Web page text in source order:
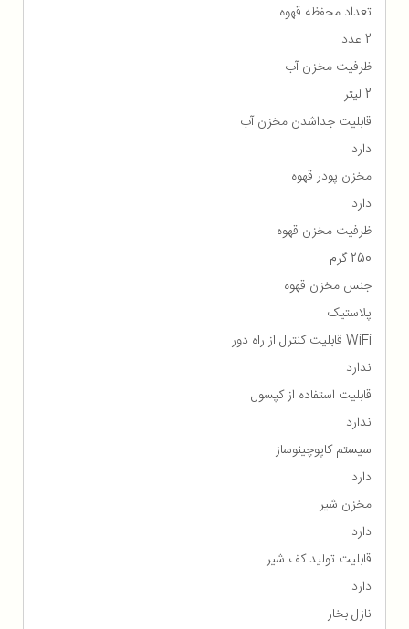
تعداد محفظه قهوه
2 عدد
ظرفیت مخزن آب
2 لیتر
قابلیت جداشدن مخزن آب
دارد
مخزن پودر قهوه
دارد
ظرفیت مخزن قهوه
250 گرم
جنس مخزن قهوه
پلاستیک
WiFi قابلیت کنترل از راه دور
ندارد
قابلیت استفاده از کپسول
ندارد
سیستم کاپوچینوساز
دارد
مخزن شیر
دارد
قابلیت تولید کف شیر
دارد
نازل بخار